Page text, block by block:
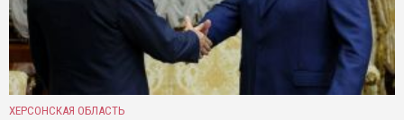
ХЕРСОНСКАЯ ОБЛАСТЬ